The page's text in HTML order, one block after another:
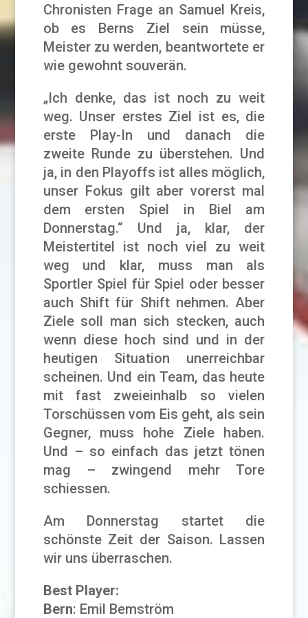
Chronisten Frage an Samuel Kreis,
ob es Berns Ziel sein müsse,
Meister zu werden, beantwortete er
wie gewohnt souverän.
„Ich denke, das ist noch zu weit
weg. Unser erstes Ziel ist es, die
erste Play-In und danach die
zweite Runde zu überstehen. Und
ja, in den Playoffs ist alles möglich,
unser Fokus gilt aber vorerst mal
dem ersten Spiel in Biel am
Donnerstag.“ Und ja, klar, der
Meistertitel ist noch viel zu weit
weg und klar, muss man als
Sportler Spiel für Spiel oder besser
auch Shift für Shift nehmen. Aber
Ziele soll man sich stecken, auch
wenn diese hoch sind und in der
heutigen Situation unerreichbar
scheinen. Und ein Team, das heute
mit fast zweieinhalb so vielen
Torschüssen vom Eis geht, als sein
Gegner, muss hohe Ziele haben.
Und – so einfach das jetzt tönen
mag – zwingend mehr Tore
schiessen.
Am Donnerstag startet die
schönste Zeit der Saison. Lassen
wir uns überraschen.
Best Player:
Bern: Emil Bemström